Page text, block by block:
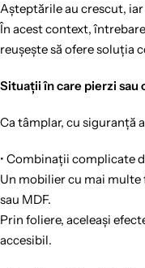
Așteptările au crescut,
În acest context,
reușește să ofere soluția
Situații în care pierzi sau
Ca tâmplar, cu siguranță
• Combinații complicate
Un mobilier cu mai
sau MDF.
Prin foliere, aceleași
accesibil.